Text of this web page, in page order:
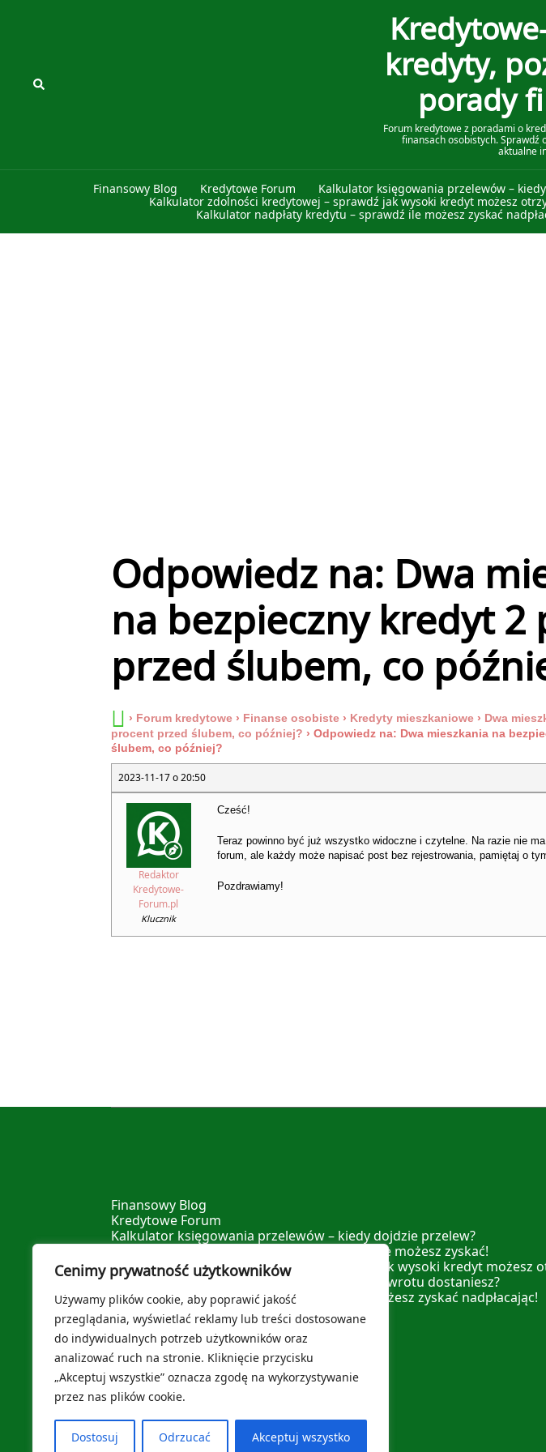
Cenimy prywatność użytkowników
Używamy plików cookie, aby poprawić jakość
przeglądania, wyświetlać reklamy lub treści dostosowane
do indywidualnych potrzeb użytkowników oraz
analizować ruch na stronie. Kliknięcie przycisku
„Akceptuj wszystkie” oznacza zgodę na wykorzystywanie
przez nas plików cookie.
Dostosuj Odrzucać Akceptuj wszystko
Szukaj
kredyty,
porady
Forum kredytowe z poradami o
finansach osobistych. Sprawdź
aktualne
Finansowy Blog Kredytowe Forum Kalkulator księgowania przelewów –
Kalkulator zdolności kredytowej – sprawdź jak wysoki kredyt możesz
Kalkulator nadpłaty kredytu – sprawdź ile możesz zyskać
Odpowiedz na: Dwa
na bezpieczny kredyt 2
przed ślubem, co
› Forum kredytowe › Finanse osobiste › Kredyty mieszkaniowe › Dwa
procent przed ślubem, co później? › Odpowiedz na: Dwa mieszkania na
ślubem, co później?
2023-11-17 o 20:50
Redaktor
Kredytowe-
Forum.pl
Klucznik
Cześć!
Teraz powinno być już wszystko widoczne i czytelne. Na razie nie
forum, ale każdy może napisać post bez rejestrowania, pamiętaj o
Pozdrawiamy!
Finansowy Blog
Kredytowe Forum
Kalkulator księgowania przelewów – kiedy dojdzie przelew?
Kalkulator procentu składanego – sprawdź ile możesz zyskać!
Kalkulator zdolności kredytowej – sprawdź jak wysoki kredyt możesz
Kalkulator wcześniejszej spłaty kredytu – ile zwrotu dostaniesz?
Kalkulator nadpłaty kredytu – sprawdź ile możesz zyskać nadpłacając!
Leksykon Finansowy
Polityka prywatności
O nas